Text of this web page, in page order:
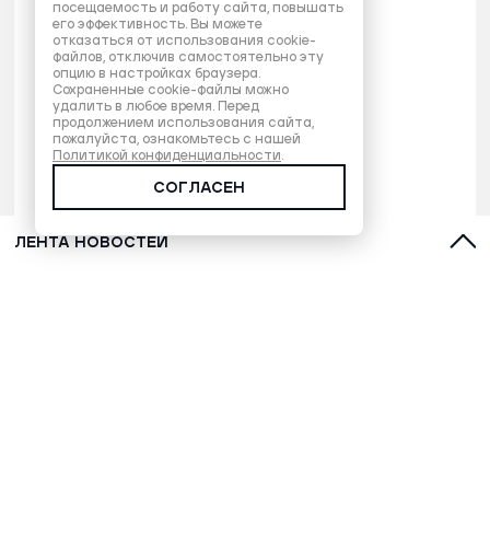
ЛЕНТА НОВОСТЕЙ
посещаемость и работу сайта, повышать
его эффективность. Вы можете
отказаться от использования cookie-
файлов, отключив самостоятельно эту
опцию в настройках браузера.
Сохраненные cookie-файлы можно
удалить в любое время. Перед
продолжением использования сайта,
пожалуйста, ознакомьтесь с нашей
Политикой конфиденциальности.
СОГЛАСЕН